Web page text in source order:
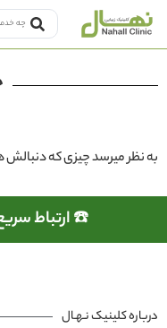
به نظر میرسد چیزی که
☎️ ارتباط سریع با ما:
درباره کلینیک نـهـال